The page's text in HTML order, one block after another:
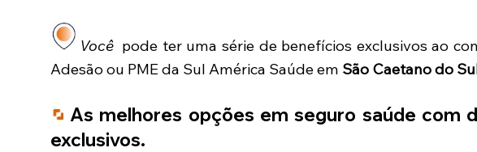
Você pode ter uma série de benefícios exclusivos ao
Adesão ou PME da Sul América Saúde em São Caetano do
As melhores opções em seguro saúde com
exclusivos.